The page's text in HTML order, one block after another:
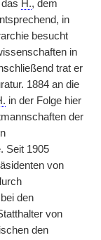
H., dem
in
besucht
in
trat er
1884 an die
in der Folge hier
der
Seit 1905
von
den
von
den